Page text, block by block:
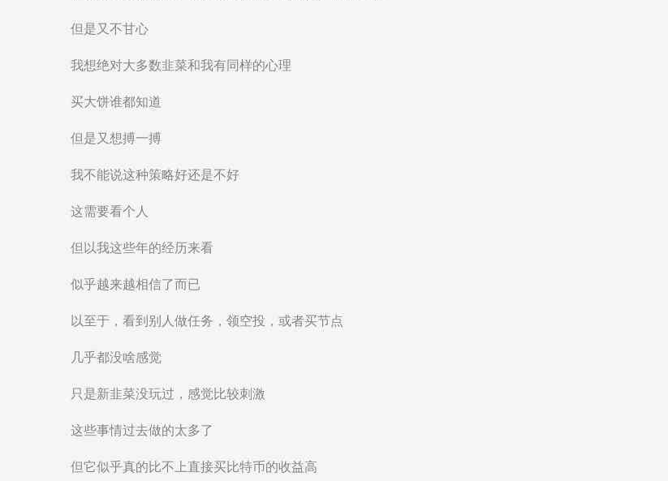
但是又不甘心
我想绝对大多数韭菜和我有同样的心理
买大饼谁都知道
但是又想搏一搏
我不能说这种策略好还是不好
这需要看个人
但以我这些年的经历来看
似乎越来越相信了而已
以至于，看到别人做任务，领空投，或者买节点
几乎都没啥感觉
只是新韭菜没玩过，感觉比较刺激
这些事情过去做的太多了
但它似乎真的比不上直接买比特币的收益高